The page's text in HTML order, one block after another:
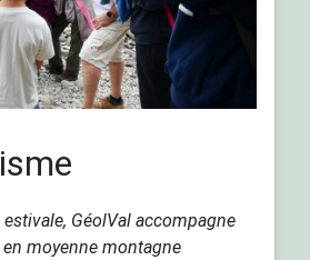
GéolVal accompagne
moyenne montagne